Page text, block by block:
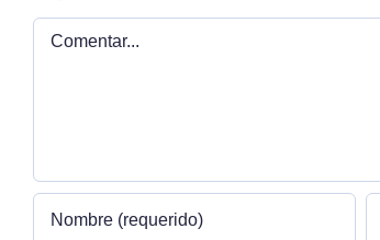
Comentar